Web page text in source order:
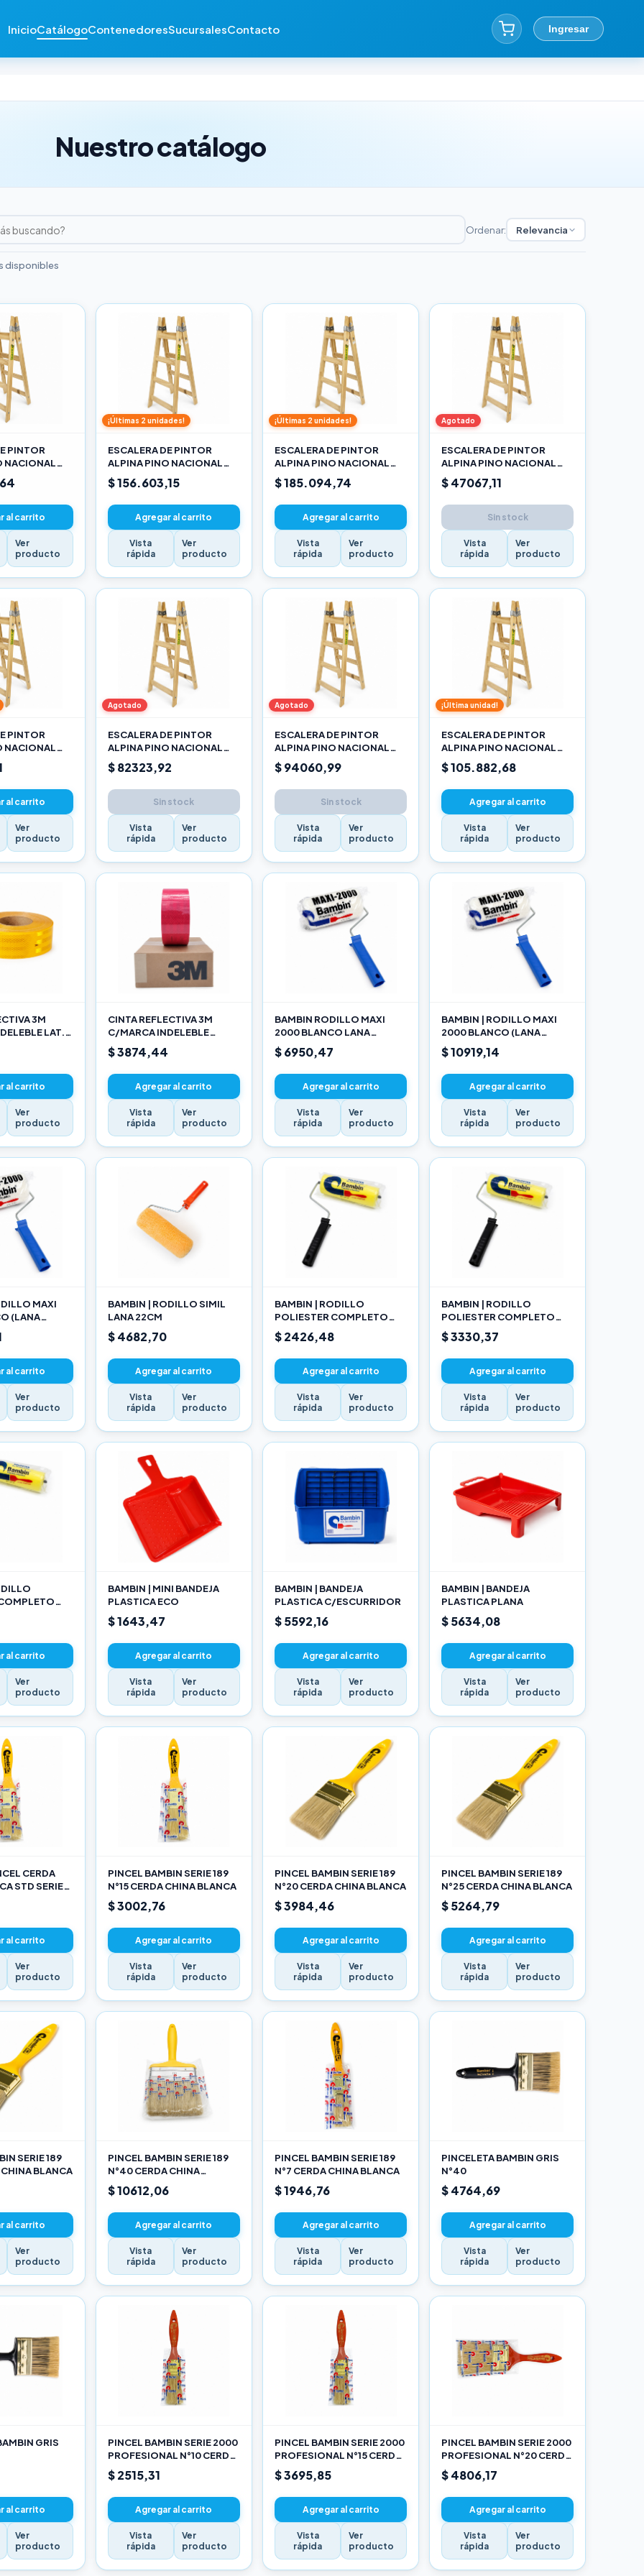
InicioCatálogoContenedoresSucursalesContacto Ingresar
Nuestro catálogo
Ordenar: Relevancia
disponibles
PINTOR
NACIONAL
al carrito
Ver
producto
¡Últimas 2 unidades!
ESCALERA DE PINTOR
ALPINA PINO NACIONAL
3,30M PRO
$ 156.603,15
Agregar al carrito
Vista
rápida
Ver
producto
¡Últimas 2 unidades!
ESCALERA DE PINTOR
ALPINA PINO NACIONAL
3,90M PRO
$ 185.094,74
Agregar al carrito
Vista
rápida
Ver
producto
Agotado
ESCALERA DE PINTOR
ALPINA PINO NACIONAL
1,20M PRO
$ 47067,11
Sin stock
Vista
rápida
Ver
producto
PINTOR
NACIONAL
al carrito
Ver
producto
Agotado
ESCALERA DE PINTOR
ALPINA PINO NACIONAL
2,10M PRO
$ 82323,92
Sin stock
Vista
rápida
Ver
producto
Agotado
ESCALERA DE PINTOR
ALPINA PINO NACIONAL
2,40M PRO
$ 94060,99
Sin stock
Vista
rápida
Ver
producto
¡Última unidad!
ESCALERA DE PINTOR
ALPINA PINO NACIONAL
2,70M PRO
$ 105.882,68
Agregar al carrito
Vista
rápida
Ver
producto
3M
LAT.
al carrito
Ver
producto
CINTA REFLECTIVA 3M
C/MARCA INDELEBLE
TRASERA BLANCA Y ROJO X
METRO
$ 3874,44
Agregar al carrito
Vista
rápida
Ver
producto
BAMBIN RODILLO MAXI
2000 BLANCO LANA
SELECCIONADA 10 CM
$ 6950,47
Agregar al carrito
Vista
rápida
Ver
producto
BAMBIN | RODILLO MAXI
2000 BLANCO (LANA
SELECCIONADA) 17CM
$ 10919,14
Agregar al carrito
Vista
rápida
Ver
producto
MAXI
(LANA
22CM
al carrito
Ver
producto
BAMBIN | RODILLO SIMIL
LANA 22CM
$ 4682,70
Agregar al carrito
Vista
rápida
Ver
producto
BAMBIN | RODILLO
POLIESTER COMPLETO
10CM
$ 2426,48
Agregar al carrito
Vista
rápida
Ver
producto
BAMBIN | RODILLO
POLIESTER COMPLETO
17CM
$ 3330,37
Agregar al carrito
Vista
rápida
Ver
producto
al carrito
Ver
producto
BAMBIN | MINI BANDEJA
PLASTICA ECO
$ 1643,47
Agregar al carrito
Vista
rápida
Ver
producto
BAMBIN | BANDEJA
PLASTICA C/ESCURRIDOR
$ 5592,16
Agregar al carrito
Vista
rápida
Ver
producto
BAMBIN | BANDEJA
PLASTICA PLANA
$ 5634,08
Agregar al carrito
Vista
rápida
Ver
producto
CERDA
STD SERIE
al carrito
Ver
producto
PINCEL BAMBIN SERIE 189
N°15 CERDA CHINA BLANCA
$ 3002,76
Agregar al carrito
Vista
rápida
Ver
producto
PINCEL BAMBIN SERIE 189
N°20 CERDA CHINA BLANCA
$ 3984,46
Agregar al carrito
Vista
rápida
Ver
producto
PINCEL BAMBIN SERIE 189
N°25 CERDA CHINA BLANCA
$ 5264,79
Agregar al carrito
Vista
rápida
Ver
producto
SERIE 189
BLANCA
al carrito
Ver
producto
PINCEL BAMBIN SERIE 189
N°40 CERDA CHINA
BLANCA
$ 10612,06
Agregar al carrito
Vista
rápida
Ver
producto
PINCEL BAMBIN SERIE 189
N°7 CERDA CHINA BLANCA
$ 1946,76
Agregar al carrito
Vista
rápida
Ver
producto
PINCELETA BAMBIN GRIS
N°40
$ 4764,69
Agregar al carrito
Vista
rápida
Ver
producto
GRIS
al carrito
Ver
producto
PINCEL BAMBIN SERIE 2000
PROFESIONAL N°10 CERDA
CHINA BLANCA
$ 2515,31
Agregar al carrito
Vista
rápida
Ver
producto
PINCEL BAMBIN SERIE 2000
PROFESIONAL N°15 CERDA
CHINA BLANCA
$ 3695,85
Agregar al carrito
Vista
rápida
Ver
producto
PINCEL BAMBIN SERIE 2000
PROFESIONAL N°20 CERDA
CHINA BLANCA
$ 4806,17
Agregar al carrito
Vista
rápida
Ver
producto